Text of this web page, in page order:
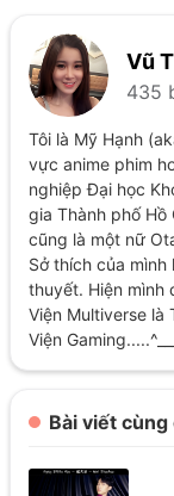
Vũ
435
Tôi là Mỹ Hạnh
vực anime phim
nghiệp Đại học
gia Thành phố Hồ
cũng là một nữ
Sở thích của
thuyết. Hiện mình
Viện Multiverse là
Viện
Bài viết cùng